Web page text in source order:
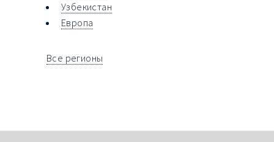
Узбекистан
Европа
Все регионы